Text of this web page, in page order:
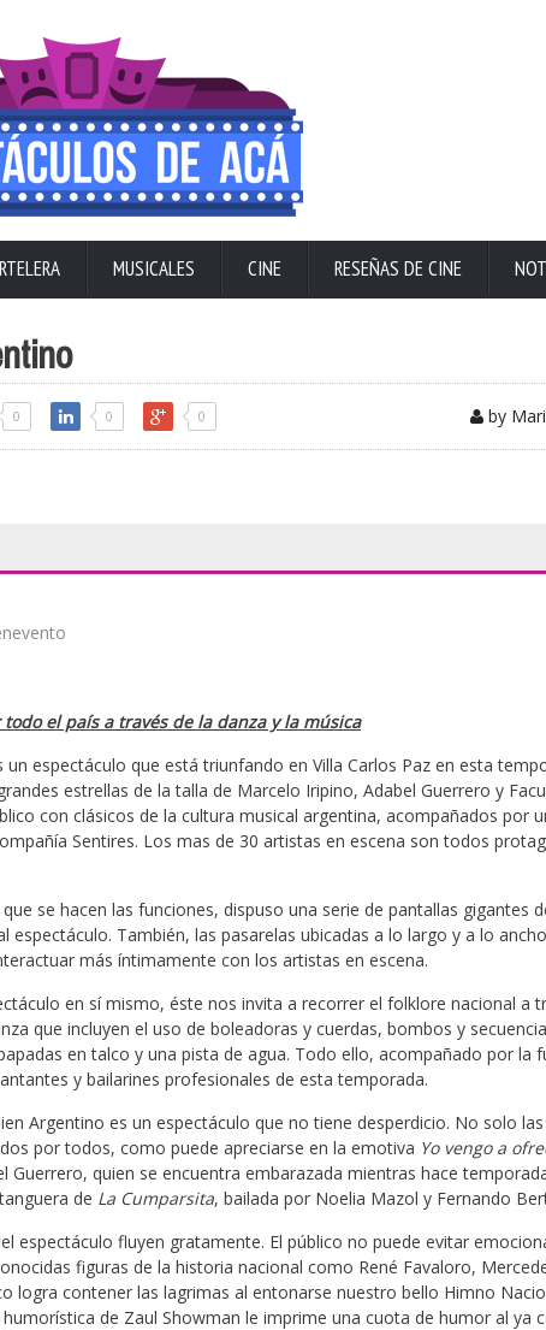
MUSICALES CINE RESEÑAS DE CINE
0 0 0 by
el país a través de la danza y la música
un espectáculo que está triunfando en Villa Carlos Paz en esta
estrellas de la talla de Marcelo Iripino, Adabel Guerrero y
con clásicos de la cultura musical argentina, acompañados por
Sentires. Los mas de 30 artistas en escena son todos
se hacen las funciones, dispuso una serie de pantallas gigantes
espectáculo. También, las pasarelas ubicadas a lo largo y a lo
más íntimamente con los artistas en escena.
en sí mismo, éste nos invita a recorrer el folklore nacional a
que incluyen el uso de boleadoras y cuerdas, bombos y
en talco y una pista de agua. Todo ello, acompañado por la
y bailarines profesionales de esta temporada.
Argentino es un espectáculo que no tiene desperdicio. No solo
por todos, como puede apreciarse en la emotiva Yo vengo a
Guerrero, quien se encuentra embarazada mientras hace
de La Cumparsita, bailada por Noelia Mazol y Fernando
espectáculo fluyen gratamente. El público no puede evitar
figuras de la historia nacional como René Favaloro,
logra contener las lagrimas al entonarse nuestro bello Himno
de Zaul Showman le imprime una cuota de humor al ya